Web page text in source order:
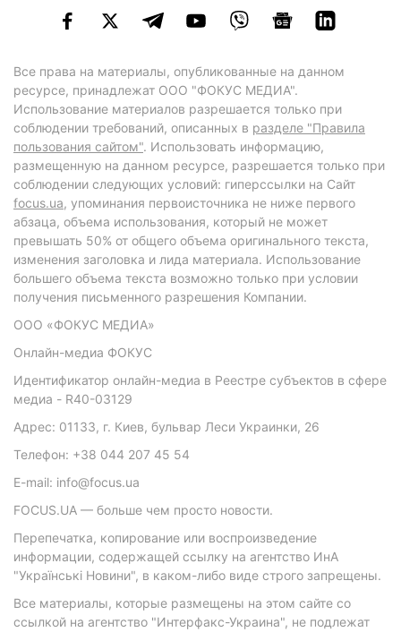
Все права на материалы, опубликованные на данном
ресурсе, принадлежат ООО "ФОКУС МЕДИА".
Использование материалов разрешается только при
соблюдении требований, описанных в разделе "Правила
пользования сайтом". Использовать информацию,
размещенную на данном ресурсе, разрешается только при
соблюдении следующих условий: гиперссылки на Сайт
focus.ua, упоминания первоисточника не ниже первого
абзаца, объема использования, который не может
превышать 50% от общего объема оригинального текста,
изменения заголовка и лида материала. Использование
большего объема текста возможно только при условии
получения письменного разрешения Компании.
ООО «ФОКУС МЕДИА»
Онлайн-медиа ФОКУС
Идентификатор онлайн-медиа в Реестре субъектов в сфере
медиа - R40-03129
Адрес: 01133, г. Киев, бульвар Леси Украинки, 26
Телефон: +38 044 207 45 54
E-mail: info@focus.ua
FOCUS.UA — больше чем просто новости.
Перепечатка, копирование или воспроизведение
информации, содержащей ссылку на агентство ИнА
"Українські Новини", в каком-либо виде строго запрещены.
Все материалы, которые размещены на этом сайте со
ссылкой на агентство "Интерфакс-Украина", не подлежат